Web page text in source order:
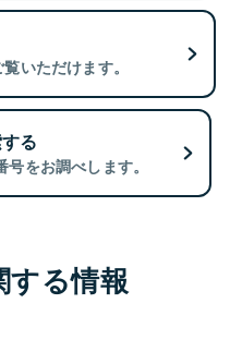
いただけます。
る
をお調べします。
する情報